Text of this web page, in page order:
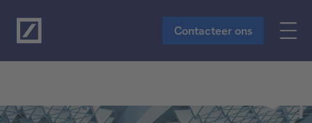
Naar de hoofdinhoud
Contacteer ons